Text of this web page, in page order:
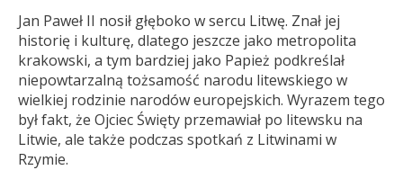
Jan Paweł II nosił głęboko w sercu Litwę. Znał jej
historię i kulturę, dlatego jeszcze jako metropolita
krakowski, a tym bardziej jako Papież podkreślał
niepowtarzalną tożsamość narodu litewskiego w
wielkiej rodzinie narodów europejskich. Wyrazem tego
był fakt, że Ojciec Święty przemawiał po litewsku na
Litwie, ale także podczas spotkań z Litwinami w
Rzymie.